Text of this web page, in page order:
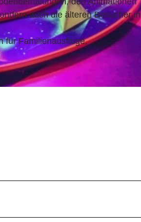
auch die älteren Besucher in
für Familienausflüge,